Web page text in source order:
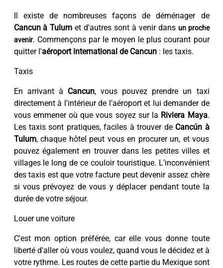
Il existe de nombreuses façons de déménager de
Cancun à Tulum et d'autres sont à venir dans un proche
avenir. Commençons par le moyen le plus courant pour
quitter l'aéroport international de Cancun: les taxis.
Taxis
En arrivant à Cancun, vous pouvez prendre un taxi
directement à l'intérieur de l'aéroport et lui demander de
vous emmener où que vous soyez sur la Riviera Maya.
Les taxis sont pratiques, faciles à trouver de Cancún à
Tulum, chaque hôtel peut vous en procurer un, et vous
pouvez également en trouver dans les petites villes et
villages le long de ce couloir touristique. L'inconvénient
des taxis est que votre facture peut devenir assez chère
si vous prévoyez de vous y déplacer pendant toute la
durée de votre séjour.
Louer une voiture
C'est mon option préférée, car elle vous donne toute
liberté d'aller où vous voulez, quand vous le décidez et à
votre rythme. Les routes de cette partie du Mexique sont